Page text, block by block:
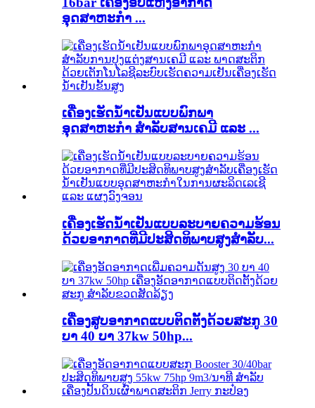
ອຸດສາຫະກຳ ...
ເຄື່ອງເຮັດນ້ຳເຢັນແບບພົກພາ
ອຸດສາຫະກຳ ສຳລັບສານເຄມີ ແລະ ...
ເຄື່ອງເຮັດນ້ຳເຢັນແບບລະບາຍຄວາມຮ້ອນ
ດ້ວຍອາກາດທີ່ມີປະສິດທິພາບສູງສຳລັບ...
ເຄື່ອງສູບອາກາດແບບຕິດຕັ້ງດ້ວຍສະກູ 30
ບາ 40 ບາ 37kw 50hp...